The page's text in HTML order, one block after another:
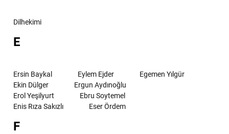
Dilhekimi
E
Ersin Baykal Eylem Ejder
Egemen Yılgür
Ekin Dülger
Ergun Aydınoğlu
Erol Yeşilyurt
Ebru Soytemel
Enis Rıza Sakızlı
Eser Ördem
F